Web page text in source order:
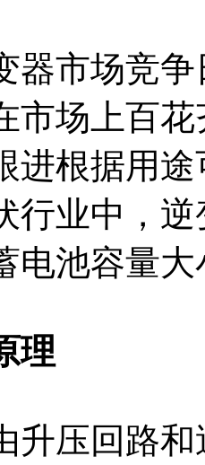
器市场竞
市场上百
进根据用
行业中，
电池容量
理
升压回路